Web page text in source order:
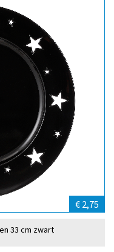
€ 2,75
33 cm zwart